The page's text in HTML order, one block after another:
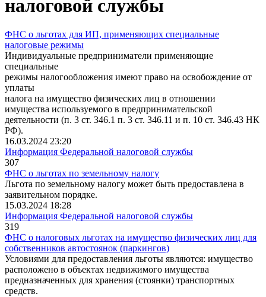
налоговой службы
ФНС о льготах для ИП, применяющих специальные
налоговые режимы
Индивидуальные предприниматели применяющие
специальные
режимы налогообложения имеют право на освобождение от
уплаты
налога на имущество физических лиц в отношении
имущества используемого в предпринимательской
деятельности (п. 3 ст. 346.1 п. 3 ст. 346.11 и п. 10 ст. 346.43 НК
РФ).
16.03.2024 23:20
Информация Федеральной налоговой службы
307
ФНС о льготах по земельному налогу
Льгота по земельному налогу может быть предоставлена в
заявительном порядке.
15.03.2024 18:28
Информация Федеральной налоговой службы
319
ФНС о налоговых льготах на имущество физических лиц для
собственников автостоянок (паркингов)
Условиями для предоставления льготы являются: имущество
расположено в объектах недвижимого имущества
предназначенных для хранения (стоянки) транспортных
средств.